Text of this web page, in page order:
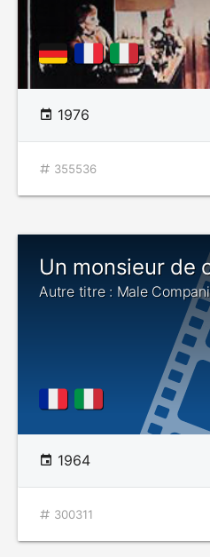
1976
355536
Un monsieur de
Autre titre : Male
1964
300311